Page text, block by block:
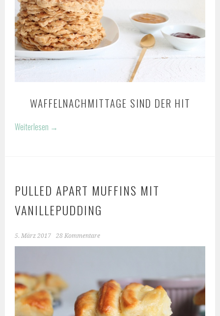
WAFFELNACHMITTAGE SIND DER HIT
Weiterlesen →
PULLED APART MUFFINS MIT
VANILLEPUDDING
5. März 2017 28 Kommentare